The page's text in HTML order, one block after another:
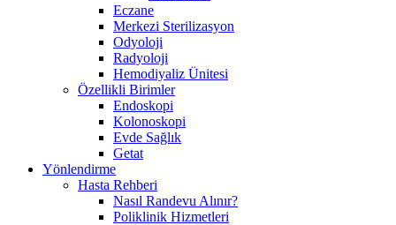
Eczane
Merkezi Sterilizasyon
Odyoloji
Radyoloji
Hemodiyaliz Ünitesi
Özellikli Birimler
Endoskopi
Kolonoskopi
Evde Sağlık
Getat
Yönlendirme
Hasta Rehberi
Nasıl Randevu Alınır?
Poliklinik Hizmetleri